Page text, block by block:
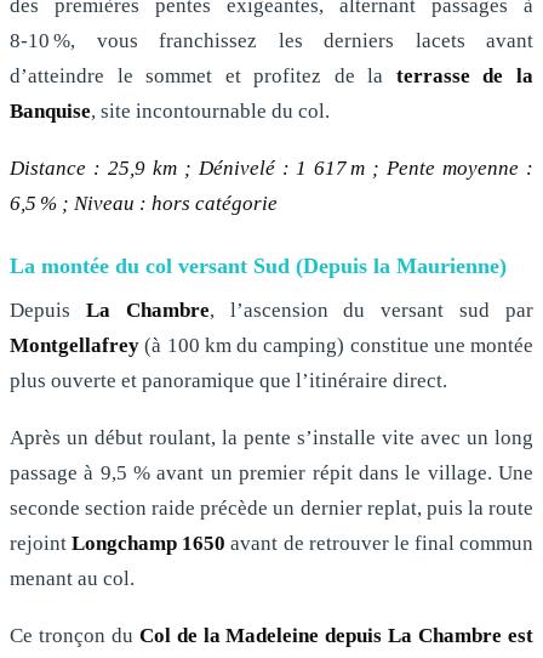
des premières pentes exigeantes, alternant passages à
8‑10 %, vous franchissez les derniers lacets avant
d’atteindre le sommet et profitez de la terrasse de la
Banquise, site incontournable du col.
Distance : 25,9 km ; Dénivelé : 1 617 m ; Pente moyenne :
6,5 % ; Niveau : hors catégorie
La montée du col versant Sud (Depuis la Maurienne)
Depuis La Chambre, l’ascension du versant sud par
Montgellafrey (à 100 km du camping) constitue une montée
plus ouverte et panoramique que l’itinéraire direct.
Après un début roulant, la pente s’installe vite avec un long
passage à 9,5 % avant un premier répit dans le village. Une
seconde section raide précède un dernier replat, puis la route
rejointLongchamp 1650 avant de retrouver le final commun
menant au col.
Ce tronçon du Col de la Madeleine depuis La Chambre est